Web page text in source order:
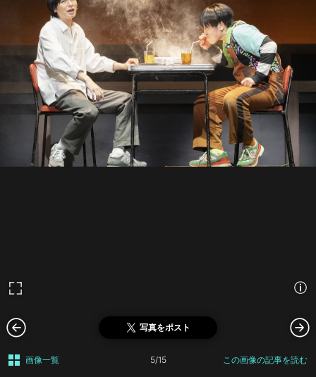
写真をポスト
画像一覧 5/15 この画像の記事を読む